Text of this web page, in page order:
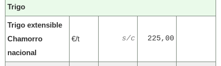
Trigo
Trigo extensible
Chamorro
nacional
€/t s/c 225,00